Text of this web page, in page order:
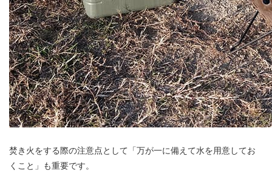
焚き火をする際の注意点として「万が一に備えて水を用意してお
くこと」も重要です。